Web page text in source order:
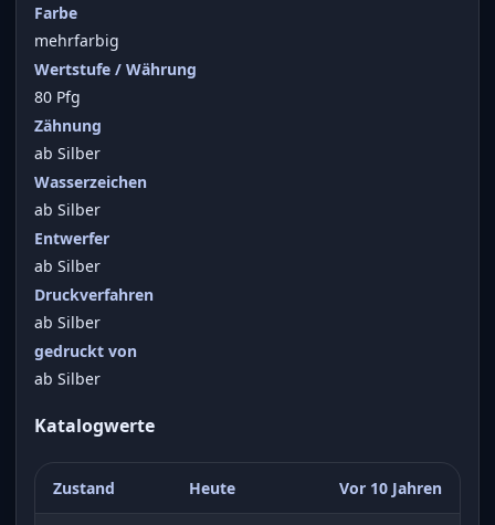
Farbe
mehrfarbig
Wertstufe / Währung
80 Pfg
Zähnung
ab Silber
Wasserzeichen
ab Silber
Entwerfer
ab Silber
Druckverfahren
ab Silber
gedruckt von
ab Silber
Katalogwerte
Zustand Heute Vor 10 Jahren